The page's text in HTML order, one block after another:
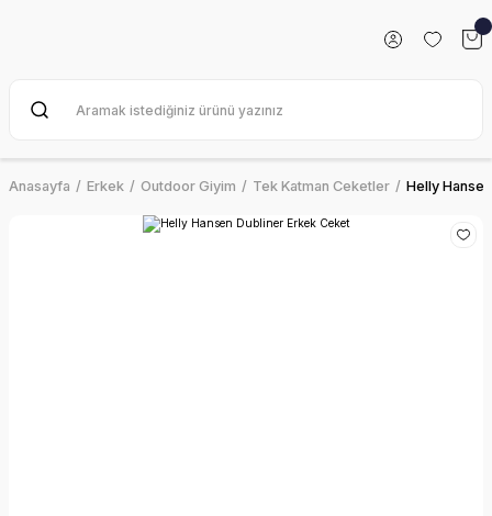
Anasayfa Erkek Outdoor Giyim Tek Katman Ceketler Helly